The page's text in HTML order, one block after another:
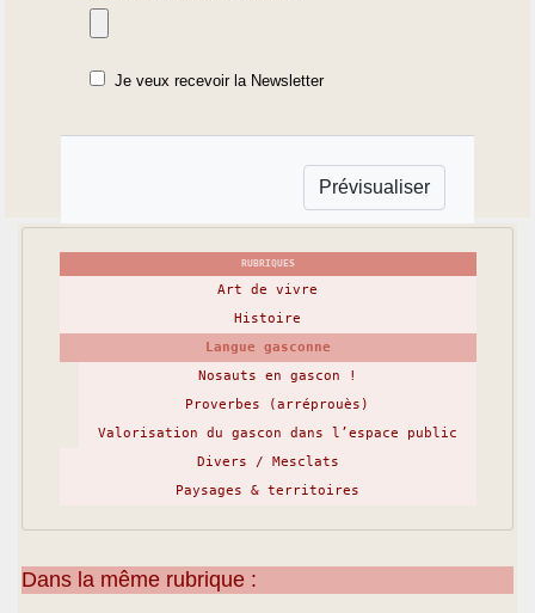
Je veux recevoir la Newsletter
RUBRIQUES
Art de vivre
Histoire
Langue gasconne
Nosauts en gascon !
Proverbes (arréprouès)
Valorisation du gascon dans l’espace public
Divers / Mesclats
Paysages & territoires
Dans la même rubrique :